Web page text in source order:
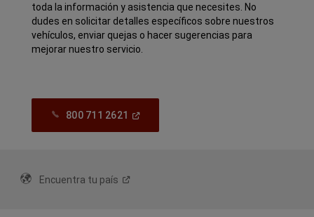
toda la información y asistencia que necesites. No
dudes en solicitar detalles específicos sobre nuestros
vehículos, enviar quejas o hacer sugerencias para
mejorar nuestro servicio.
800 711 2621 (Open
Encuentra tu país